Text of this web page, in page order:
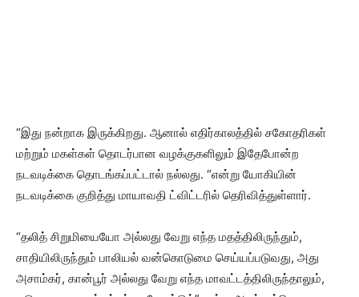
“இது நன்றாக இருக்கிறது. ஆனால் எதிர்காலத்தில் சகோதரிகள்
மற்றும் மகள்கள் தொடர்பான வழக்குகளிலும் இதேபோன்ற
நடவடிக்கை தொடங்கப்பட்டால் நல்லது. “என்று யோகியின்
நடவடிக்கை குறித்து மாயாவதி ட்விட்டரில் தெரிவித்துள்ளார்.
“தலித் சிறுமியையோ அல்லது வேறு எந்த மதத்திலிருந்தும்,
சாதியிலிருந்தும் பாலியல் வன்கொடுமை செய்யப்படுவது, அது
அசாம்கர், கான்பூர் அல்லது வேறு எந்த மாவட்டத்திலிருந்தாலும்,